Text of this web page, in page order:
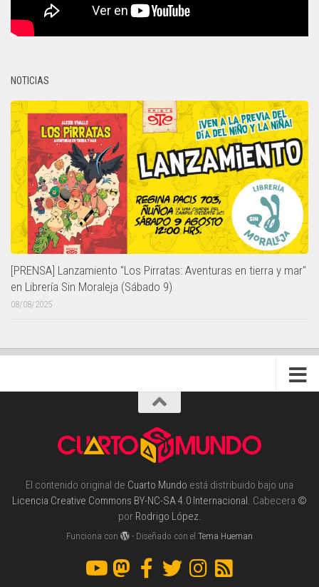
NOTICIAS
[PRENSA] Lanzamiento "Los Pirratas: Aventuras en tierra y mar"
en Librería Sin Moraleja (Sábado 9)
08/08/2025
El contenido original de Cuarto Mundo está distribuido bajo una
Licencia Creative Commons BY-NC-SA 4.0 Internacional . Cabecera ©
por Rodrigo López
Funciona con - Diseñado con elTema Hueman